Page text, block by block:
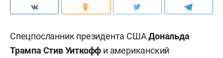
Спецпосланник президента СШАДональда
Трампа Стив Уиткофф и американский